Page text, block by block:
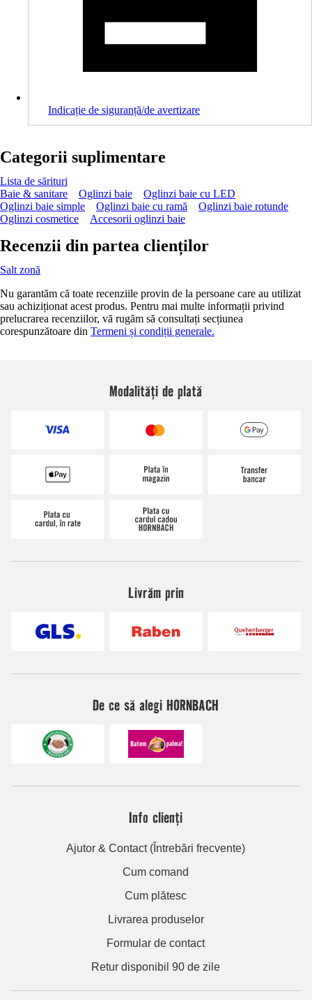
Indicație de siguranță/de avertizare
Categorii suplimentare
Lista de sărituri
Baie & sanitare
Oglinzi baie
Oglinzi baie cu LED
Oglinzi baie simple
Oglinzi baie cu ramă
Oglinzi baie rotunde
Oglinzi cosmetice
Accesorii oglinzi baie
Recenzii din partea clienților
Salt zonă
Nu garantăm că toate recenziile provin de la persoane care au utilizat
sau achiziționat acest produs. Pentru mai multe informații privind
prelucrarea recenziilor, vă rugăm să consultați secțiunea
corespunzătoare din Termeni și condiții generale.
Modalități de plată
Livrăm prin
De ce să alegi HORNBACH
Info clienți
Ajutor & Contact (Întrebări frecvente)
Cum comand
Cum plătesc
Livrarea produselor
Formular de contact
Retur disponibil 90 de zile